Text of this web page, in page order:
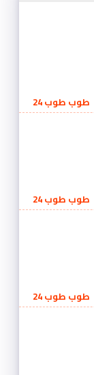
طوب طوب 24
طوب طوب 24
طوب طوب 24